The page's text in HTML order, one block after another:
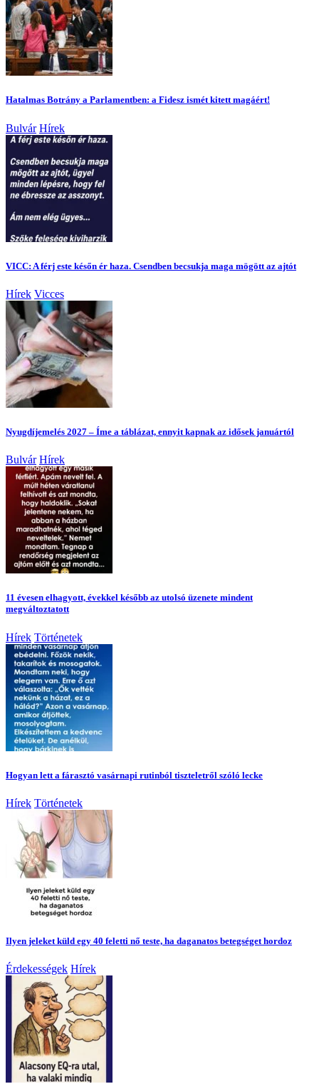
Hatalmas Botrány a Parlamentben: a Fidesz ismét kitett magáért!
Bulvár Hírek
VICC: A férj este későn ér haza. Csendben becsukja maga mögött az ajtót
Hírek Vicces
Nyugdíjemelés 2027 – Íme a táblázat, ennyit kapnak az idősek januártól
Bulvár Hírek
11 évesen elhagyott, évekkel később az utolsó üzenete mindent
megváltoztatott
Hírek Történetek
Hogyan lett a fárasztó vasárnapi rutinból tiszteletről szóló lecke
Hírek Történetek
Ilyen jeleket küld egy 40 feletti nő teste, ha daganatos betegséget hordoz
Érdekességek Hírek